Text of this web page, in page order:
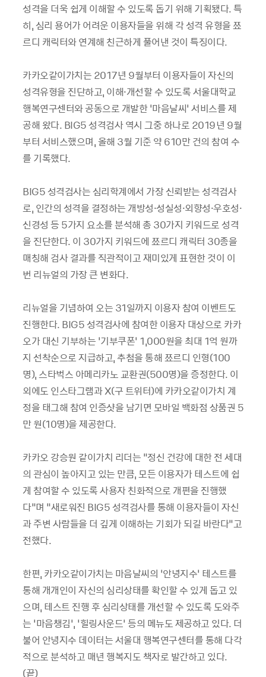
성격을 더욱 쉽게 이해할 수 있도록 돕기 위해 기획됐다. 특
히, 심리 용어가 어려운 이용자들을 위해 각 성격 유형을 쬬
르디 캐릭터와 연계해 친근하게 풀어낸 것이 특징이다.
카카오같이가치는 2017년 9월부터 이용자들이 자신의
성격유형을 진단하고, 이해·개선할 수 있도록 서울대학교
행복연구센터와 공동으로 개발한 ‘마음날씨’ 서비스를 제
공해 왔다. BIG5 성격검사 역시 그중 하나로 2019년 9월
부터 서비스했으며, 올해 3월 기준 약 610만 건의 참여 수
를 기록했다.
BIG5 성격검사는 심리학계에서 가장 신뢰받는 성격검사
로, 인간의 성격을 결정하는 개방성·성실성·외향성·우호성·
신경성 등 5가지 요소를 분석해 총 30가지 키워드로 성격
을 진단한다. 이 30가지 키워드에 쬬르디 캐릭터 30종을
매칭해 검사 결과를 직관적이고 재미있게 표현한 것이 이
번 리뉴얼의 가장 큰 변화다.
리뉴얼을 기념하여 오는 31일까지 이용자 참여 이벤트도
진행한다. BIG5 성격검사에 참여한 이용자 대상으로 카카
오가 대신 기부하는 ‘기부쿠폰’ 1,000원을 최대 1억 원까
지 선착순으로 지급하고, 추첨을 통해 쬬르디 인형(100
명), 스타벅스 아메리카노 교환권(500명)을 증정한다. 이
외에도 인스타그램과 X(구 트위터)에 카카오같이가치 계
정을 태그해 참여 인증샷을 남기면 모바일 백화점 상품권 5
만 원(10명)을 제공한다.
카카오 강승원 같이가치 리더는 “정신 건강에 대한 전 세대
의 관심이 높아지고 있는 만큼, 모든 이용자가 테스트에 쉽
게 참여할 수 있도록 사용자 친화적으로 개편을 진행했
다”며 “새로워진 BIG5 성격검사를 통해 이용자들이 자신
과 주변 사람들을 더 깊게 이해하는 기회가 되길 바란다”고
전했다.
한편, 카카오같이가치는 마음날씨의 ‘안녕지수’ 테스트를
통해 개개인이 자신의 심리상태를 확인할 수 있게 돕고 있
으며, 테스트 진행 후 심리상태를 개선할 수 있도록 도와주
는 ‘마음챙김’, ‘힐링사운드’ 등의 메뉴도 제공하고 있다. 더
불어 안녕지수 데이터는 서울대 행복연구센터를 통해 다각
적으로 분석하고 매년 행복지도 책자로 발간하고 있다.
(끝)